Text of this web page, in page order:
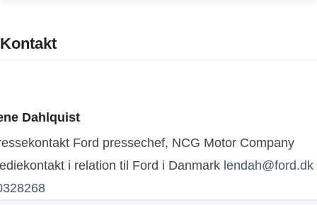
Kontakt
Dahlquist
Ford pressechef, NCG Motor Company
i relation til Ford i Danmark lendah@ford.dk